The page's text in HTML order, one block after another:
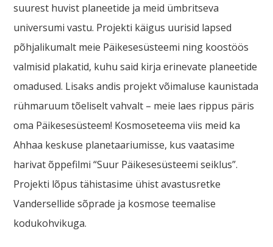
suurest huvist planeetide ja meid ümbritseva
universumi vastu. Projekti käigus uurisid lapsed
põhjalikumalt meie Päikesesüsteemi ning koostöös
valmisid plakatid, kuhu said kirja erinevate planeetide
omadused. Lisaks andis projekt võimaluse kaunistada
rühmaruum tõeliselt vahvalt – meie laes rippus päris
oma Päikesesüsteem! Kosmoseteema viis meid ka
Ahhaa keskuse planetaariumisse, kus vaatasime
harivat õppefilmi “Suur Päikesesüsteemi seiklus”.
Projekti lõpus tähistasime ühist avastusretke
Vandersellide sõprade ja kosmose teemalise
kodukohvikuga.